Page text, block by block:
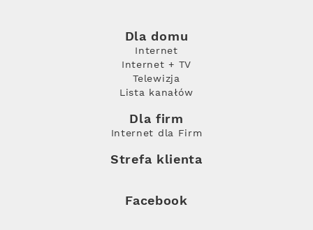
Dla domu
Internet
Internet + TV
Telewizja
Lista kanałów
Dla firm
Internet dla Firm
Strefa klienta
Facebook